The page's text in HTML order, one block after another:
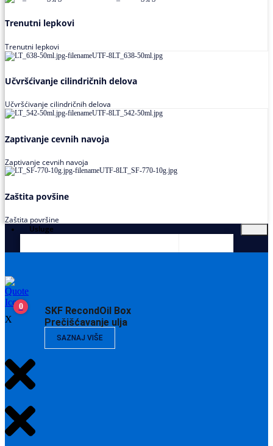
Trenutni lepkovi
Trenutni lepkovi
Učvršćivanje cilindričnih delova
Učvršćivanje cilindričnih delova
Zaptivanje cevnih navoja
Zaptivanje cevnih navoja
Zaštita povšine
Zaštita površine
Usluge
SKF RecondOil Box
Prečišćavanje ulja
SAZNAJ VIŠE
0
X